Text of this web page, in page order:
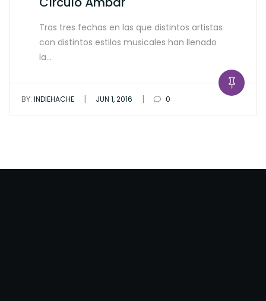
Tras tres fechas en las que distintos artistas
con distintos estilos musicales han llenado
la…
BY: INDIEHACHE | JUN 1, 2016 | 0